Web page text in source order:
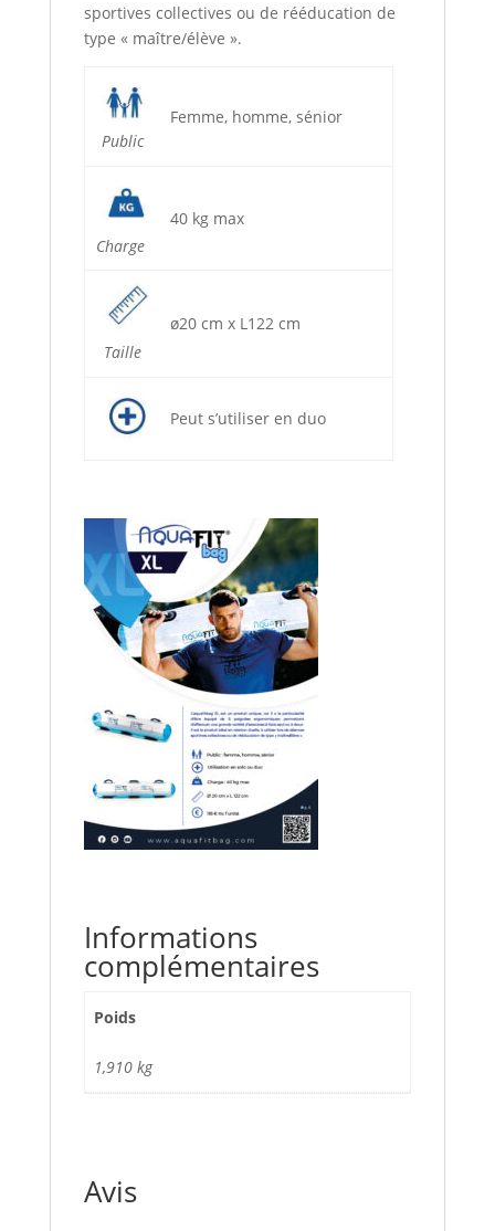
sportives collectives ou de rééducation de
type « maître/élève ».
Public
Femme, homme, sénior
Charge
40 kg max
Taille
ø20 cm x L122 cm
Peut s’utiliser en duo
Informations
complémentaires
Poids
1,910 kg
Avis